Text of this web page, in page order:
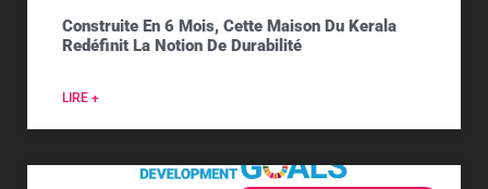
Construite En 6 Mois, Cette Maison Du Kerala
Redéfinit La Notion De Durabilité
LIRE +